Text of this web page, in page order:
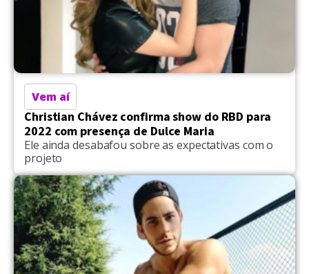
Vem aí
Christian Chávez confirma show do RBD para
2022 com presença de Dulce Maria
Ele ainda desabafou sobre as expectativas com o
projeto